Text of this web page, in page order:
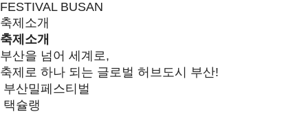
FESTIVAL BUSAN
축제소개
축제소개
부산을 넘어 세계로,
축제로 하나 되는 글로벌 허브도시 부산!
부산밀페스티벌
택슐랭